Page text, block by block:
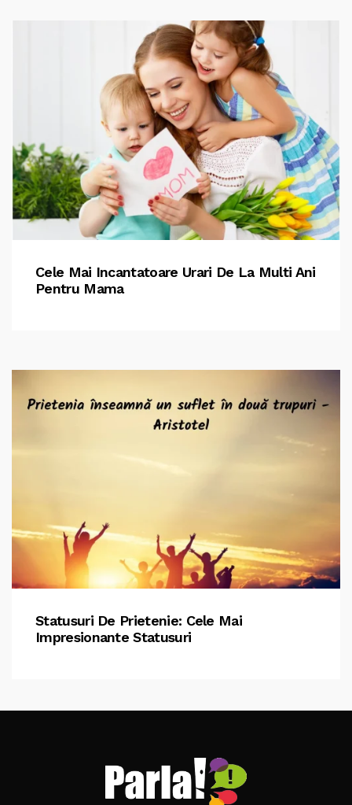
Cele Mai Incantatoare Urari De La Multi Ani
Pentru Mama
Statusuri De Prietenie: Cele Mai
Impresionante Statusuri